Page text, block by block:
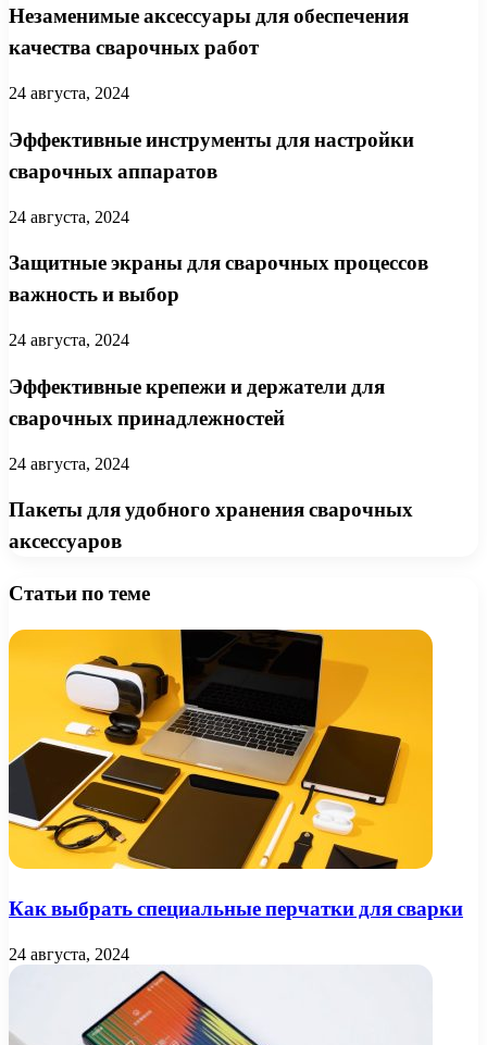
Незаменимые аксессуары для обеспечения
качества сварочных работ
24 августа, 2024
Эффективные инструменты для настройки
сварочных аппаратов
24 августа, 2024
Защитные экраны для сварочных процессов
важность и выбор
24 августа, 2024
Эффективные крепежи и держатели для
сварочных принадлежностей
24 августа, 2024
Пакеты для удобного хранения сварочных
аксессуаров
Статьи по теме
Как выбрать специальные перчатки для сварки
24 августа, 2024